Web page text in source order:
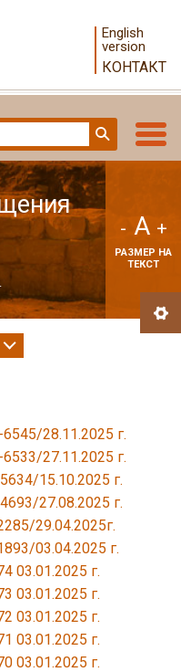
English
version
КОНТАКТ
- A +
РАЗМЕР НА
ТЕКСТ
28.11.2025 г.
27.11.2025 г.
15.10.2025 г.
27.08.2025 г.
29.04.2025г.
03.04.2025 г.
03.01.2025 г.
03.01.2025 г.
03.01.2025 г.
03.01.2025 г.
03.01.2025 г.